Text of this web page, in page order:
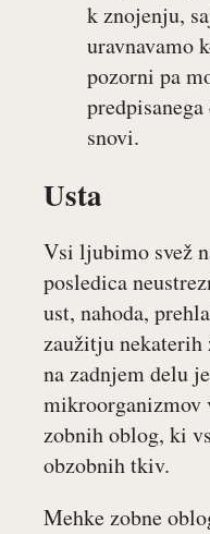
k znojenju,
uravnavamo
pozorni pa
snovi.
Usta
Vsi ljubimo svež
posledica
ust, nahoda,
zaužitju nekaterih
na zadnjem delu
mikroorganizmov
zobnih oblog, ki
obzobnih tkiv.
Mehke zobne